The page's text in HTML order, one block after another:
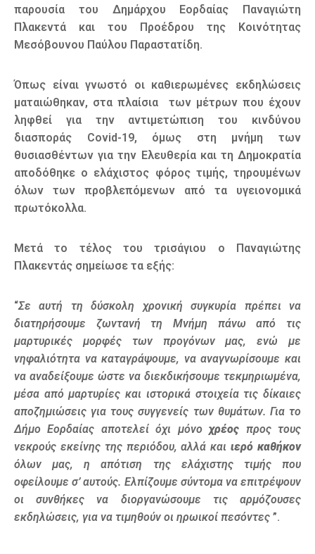
παρουσία του Δημάρχου Εορδαίας Παναγιώτη
Πλακεντά και του Προέδρου της Κοινότητας
Μεσόβουνου Παύλου Παραστατίδη.
Όπως είναι γνωστό οι καθιερωμένες εκδηλώσεις
ματαιώθηκαν, στα πλαίσια των μέτρων που έχουν
ληφθεί για την αντιμετώπιση του κινδύνου
διασποράς Covid-19, όμως στη μνήμη των
θυσιασθέντων για την Ελευθερία και τη Δημοκρατία
αποδόθηκε ο ελάχιστος φόρος τιμής, τηρουμένων
όλων των προβλεπόμενων από τα υγειονομικά
πρωτόκολλα.
Μετά το τέλος του τρισάγιου ο Παναγιώτης
Πλακεντάς σημείωσε τα εξής:
“Σε αυτή τη δύσκολη χρονική συγκυρία πρέπει να
διατηρήσουμε ζωντανή τη Μνήμη πάνω από τις
μαρτυρικές μορφές των προγόνων μας, ενώ με
νηφαλιότητα να καταγράψουμε, να αναγνωρίσουμε και
να αναδείξουμε ώστε να διεκδικήσουμε τεκμηριωμένα,
μέσα από μαρτυρίες και ιστορικά στοιχεία τις δίκαιες
αποζημιώσεις για τους συγγενείς των θυμάτων. Για το
Δήμο Εορδαίας αποτελεί όχι μόνοχρέος προς τους
νεκρούς εκείνης της περιόδου, αλλά καιιερό καθήκον
όλων μας, η απότιση της ελάχιστης τιμής που
οφείλουμε σ’ αυτούς. Ελπίζουμε σύντομα να επιτρέψουν
οι συνθήκες να διοργανώσουμε τις αρμόζουσες
εκδηλώσεις, για να τιμηθούν οι ηρωικοί πεσόντες ”.